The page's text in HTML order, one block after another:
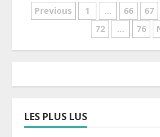
Pagination
Previous 1 … 66 67
72
… 76
LES PLUS LUS